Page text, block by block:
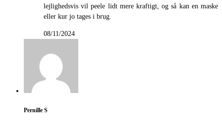
lejlighedsvis vil peele lidt mere kraftigt, og så kan en maske
eller kur jo tages i brug.
08/11/2024
Pernille S